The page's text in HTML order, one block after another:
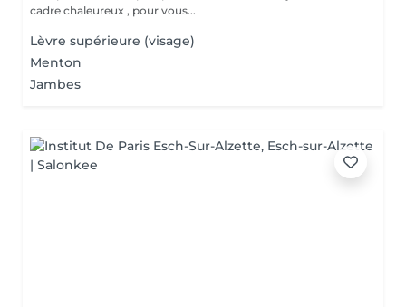
cadre chaleureux , pour vous...
Lèvre supérieure (visage)
Menton
Jambes